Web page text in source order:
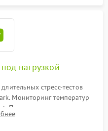
нагрузкой
стресс-тестов
Мониторинг температур
Проверка на отсутствие
драйвера и зависаний.